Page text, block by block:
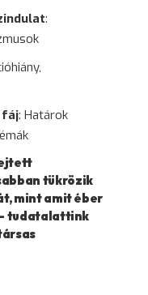
:
fáj: Határok
tükrözik
mint amit éber
tudatalattink